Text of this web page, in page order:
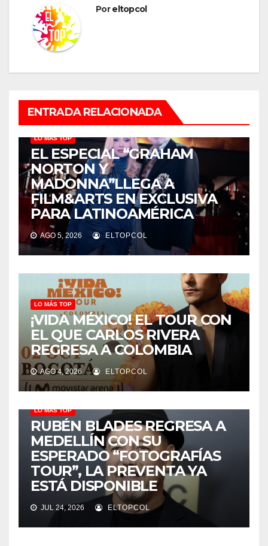
Poreltopcol
ENTRADA RELACIONADA
LO MÁS TOP
EL ESPECIAL “GRAHAM
NORTON Y
MADONNA”LLEGA A
FILM&ARTS EN EXCLUSIVA
PARA LATINOAMÉRICA
AGO 5, 2026 ELTOPCOL
LO MÁS TOP
¡VIDA MÉXICO! EL TOUR CON
EL QUE CARLOS RIVERA
REGRESA A COLOMBIA
AGO 4, 2026 ELTOPCOL
LO MÁS TOP
RUBÉN BLADES REGRESA A
MEDELLÍN CON SU
ESPERADO “FOTOGRAFÍAS
TOUR”, LA PREVENTA YA
ESTÁ DISPONIBLE
JUL 24, 2026 ELTOPCOL